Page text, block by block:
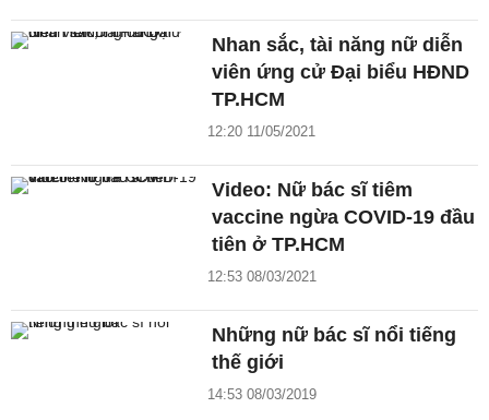
Nhan sắc, tài năng nữ diễn
viên ứng cử Đại biểu HĐND
TP.HCM
12:20 11/05/2021
Video: Nữ bác sĩ tiêm
vaccine ngừa COVID-19 đầu
tiên ở TP.HCM
12:53 08/03/2021
Những nữ bác sĩ nổi tiếng
thế giới
14:53 08/03/2019